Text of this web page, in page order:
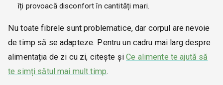
îți provoacă disconfort în cantități mari.
Nu toate fibrele sunt problematice, dar corpul are nevoie
de timp să se adapteze. Pentru un cadru mai larg despre
alimentația de zi cu zi, citește șiCe alimente te ajută să
te simți sătul mai mult timp.